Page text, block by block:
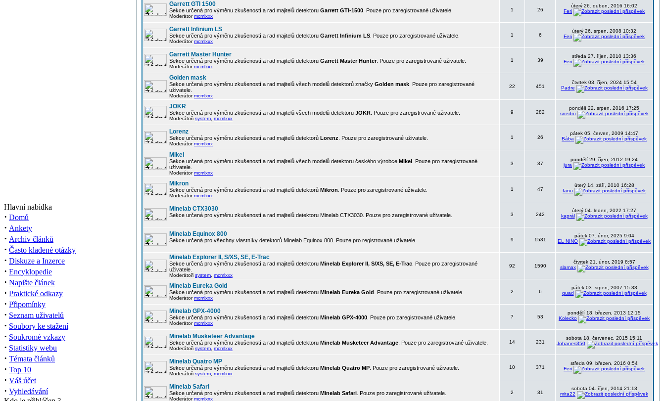
Hlavní nabídka
· Domů
· Ankety
· Archiv článků
· Často kladené otázky
· Diskuze a Inzerce
· Encyklopedie
· Napište článek
· Praktické odkazy
· Připomínky
· Seznam uživatelů
· Soubory ke stažení
· Soukromé vzkazy
· Statistiky webu
· Témata článků
· Top 10
· Váš účet
· Vyhledávání
Garrett GTI 1500
Sekce určená pro výměnu zkušeností a rad majitelů detektoru Garrett GTI-1500 . Pouze pro zaregistrované uživatele.
Moderátormcmlxxx
1 26
úterý 26. duben, 2016 16:02
Feri
Garrett Infinium LS
Sekce určená pro výměnu zkušeností a rad majitelů detektoru Garrett Infinium LS . Pouze pro zaregistrované uživatele.
Moderátormcmlxxx
1 6
úterý 26. srpen, 2008 10:32
Feri
Garrett Master Hunter
Sekce určená pro výměnu zkušeností a rad majitelů detektoru Garrett Master Hunter. Pouze pro zaregistrované uživatele.
Moderátormcmlxxx
1 39
středa 27. říjen, 2010 13:36
Feri
Golden mask
Sekce určená pro výměnu zkušeností a rad majitelů všech modelů detektorů značky Golden mask . Pouze pro zaregistrované
uživatele.
Moderátormcmlxxx
22 451
čtvrtek 03. říjen, 2024 15:54
Padre
JOKR
Sekce určená pro výměnu zkušeností a rad majitelů všech modelů detektoru JOKR . Pouze pro zaregistrované uživatele.
Moderátoři system mcmlxxx
9 282
pondělí 22. srpen, 2016 17:25
snedro
Lorenz
Sekce určená pro výměnu zkušeností a rad majitelů detektorů Lorenz . Pouze pro zaregistrované uživatele.
Moderátormcmlxxx
1 26
pátek 05. červen, 2009 14:47
Bába
Mikel
Sekce určená pro výměnu zkušeností a rad majitelů všech modelů detektoru českého výrobce Mikel . Pouze pro zaregistrované
uživatele.
Moderátormcmlxxx
3 37
pondělí 29. říjen, 2012 19:24
jura
Mikron
Sekce určená pro výměnu zkušeností a rad majitelů detektorů Mikron . Pouze pro zaregistrované uživatele.
Moderátormcmlxxx
1 47
úterý 14. září, 2010 16:28
fanu
Minelab CTX3030
Sekce určená pro výměnu zkušeností a rad majitelů detektoru Minelab CTX3030. Pouze pro zaregistrované uživatele. 3 242
úterý 04. leden, 2022 17:27
kaprál
Minelab Equinox 800
Sekce určená pro všechny vlastníky detektorů Minelab Equinox 800. Pouze pro registrované uživatele. 9 1581
pátek 07. únor, 2025 9:04
EL NINO
Minelab Explorer II, S/XS, SE, E-Trac
Sekce určená pro výměnu zkušeností a rad majitelů detektoru Minelab Explorer II, S/XS, SE, E-Trac . Pouze pro zaregistrované
uživatele.
Moderátoři system mcmlxxx
92 1590
čtvrtek 21. únor, 2019 8:57
slamax
Minelab Eureka Gold
Sekce určená pro výměnu zkušeností a rad majitelů detektoru Minelab Eureka Gold . Pouze pro zaregistrované uživatele.
Moderátormcmlxxx
2 6
pátek 03. srpen, 2007 15:33
quad
Minelab GPX-4000
Sekce určená pro výměnu zkušeností a rad majitelů detektoru Minelab GPX-4000 . Pouze pro zaregistrované uživatele.
Moderátormcmlxxx
7 53
pondělí 18. březen, 2013 12:15
Kolecko
Minelab Musketeer Advantage
Sekce určená pro výměnu zkušeností a rad majitelů detektoru Minelab Musketeer Advantage . Pouze pro zaregistrované uživatele.
Moderátoři system mcmlxxx
14 231
sobota 18. červenec, 2015 15:11
Johanes350
Minelab Quatro MP
Sekce určená pro výměnu zkušeností a rad majitelů detektoru Minelab Quatro MP . Pouze pro zaregistrované uživatele.
Moderátoři system mcmlxxx
10 371
středa 09. březen, 2016 0:54
Feri
Minelab Safari
Sekce určená pro výměnu zkušeností a rad majitelů detektoru Minelab Safari . Pouze pro zaregistrované uživatele.
Moderátormcmlxxx
2 31
sobota 04. říjen, 2014 21:13
mita22